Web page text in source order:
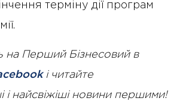
терміну дії програм
на Перший Бізнесовий в
і читайте
і найсвіжіші новини першими!